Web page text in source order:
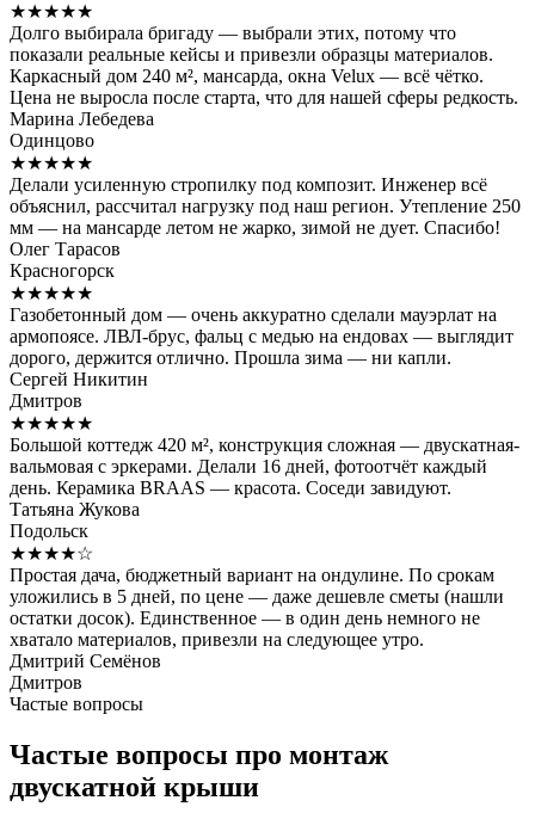
★★★★★
Долго выбирала бригаду — выбрали этих, потому что
показали реальные кейсы и привезли образцы материалов.
Каркасный дом 240 м², мансарда, окна Velux — всё чётко.
Цена не выросла после старта, что для нашей сферы редкость.
Марина Лебедева
Одинцово
★★★★★
Делали усиленную стропилку под композит. Инженер всё
объяснил, рассчитал нагрузку под наш регион. Утепление 250
мм — на мансарде летом не жарко, зимой не дует. Спасибо!
Олег Тарасов
Красногорск
★★★★★
Газобетонный дом — очень аккуратно сделали мауэрлат на
армопоясе. ЛВЛ-брус, фальц с медью на ендовах — выглядит
дорого, держится отлично. Прошла зима — ни капли.
Сергей Никитин
Дмитров
★★★★★
Большой коттедж 420 м², конструкция сложная — двускатная-
вальмовая с эркерами. Делали 16 дней, фотоотчёт каждый
день. Керамика BRAAS — красота. Соседи завидуют.
Татьяна Жукова
Подольск
★★★★☆
Простая дача, бюджетный вариант на ондулине. По срокам
уложились в 5 дней, по цене — даже дешевле сметы (нашли
остатки досок). Единственное — в один день немного не
хватало материалов, привезли на следующее утро.
Дмитрий Семёнов
Дмитров
Частые вопросы
Частые вопросы про монтаж
двускатной крыши